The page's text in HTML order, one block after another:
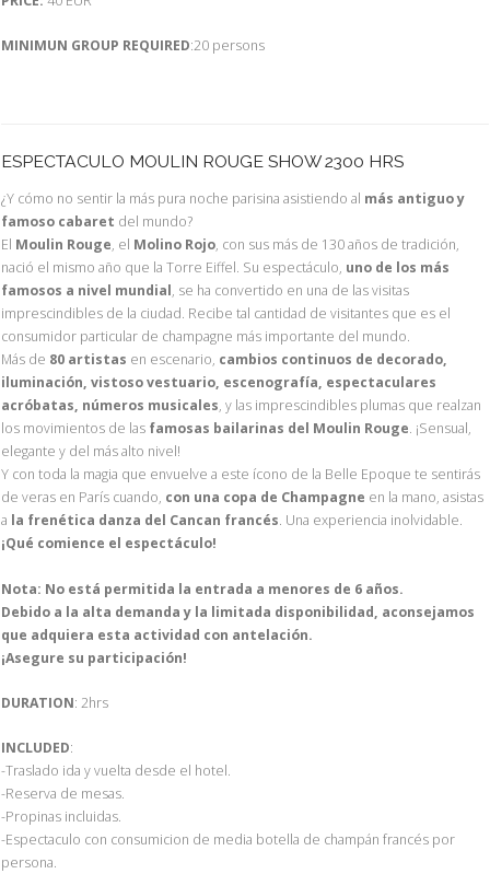
MINIMUN GROUP REQUIRED:20 persons
ESPECTACULO MOULIN ROUGE SHOW 2300 HRS
¿Y cómo no sentir la más pura noche parisina asistiendo al más antiguo y
famoso cabaret del mundo?
El Moulin Rouge, el Molino Rojo, con sus más de 130 años de tradición,
nació el mismo año que la Torre Eiffel. Su espectáculo, uno de los más
famosos a nivel mundial, se ha convertido en una de las visitas
imprescindibles de la ciudad. Recibe tal cantidad de visitantes que es el
consumidor particular de champagne más importante del mundo.
Más de 80 artistas en escenario, cambios continuos de decorado,
iluminación, vistoso vestuario, escenografía, espectaculares
acróbatas, números musicales, y las imprescindibles plumas que realzan
los movimientos de las famosas bailarinas del Moulin Rouge. ¡Sensual,
elegante y del más alto nivel!
Y con toda la magia que envuelve a este ícono de la Belle Epoque te sentirás
de veras en París cuando, con una copa de Champagne en la mano, asistas
a la frenética danza del Cancan francés. Una experiencia inolvidable.
¡Qué comience el espectáculo!
Nota: No está permitida la entrada a menores de 6 años.
Debido a la alta demanda y la limitada disponibilidad, aconsejamos
que adquiera esta actividad con antelación.
¡Asegure su participación!
DURATION: 2hrs
INCLUDED:
-Traslado ida y vuelta desde el hotel.
-Reserva de mesas.
-Propinas incluidas.
-Espectaculo con consumicion de media botella de champán francés por
persona.